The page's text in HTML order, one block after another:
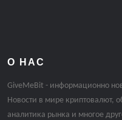
О НАС
GiveMeBit - информационно
Новости в мире криптовалют,
аналитика рынка и многое